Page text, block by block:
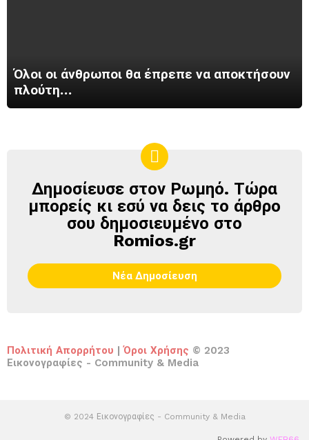
Όλοι οι άνθρωποι θα έπρεπε να αποκτήσουν
πλούτη…
ΔΗΜΟΣΊΕΥΣΕ
ΣΤΟΝ
ΡΩΜΗΌ
Δημοσίευσε στον Ρωμηό. Τώρα
μπορείς κι εσύ να δεις το άρθρο
σου δημοσιευμένο στο
Romios.gr
Νέα Δημοσίευση
Πολιτική Απορρήτου | Όροι Χρήσης © 2023
Εικονογραφίες - Community & Media
© 2024 Εικονογραφίες - Community & Media